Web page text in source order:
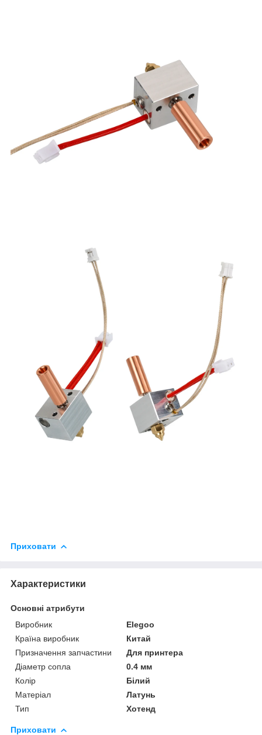
Приховати
Характеристики
Основні атрибути
Виробник
Elegoo
Країна виробник
Китай
Призначення запчастини
Для принтера
Діаметр сопла
0.4 мм
Колір
Білий
Матеріал
Латунь
Тип
Хотенд
Приховати